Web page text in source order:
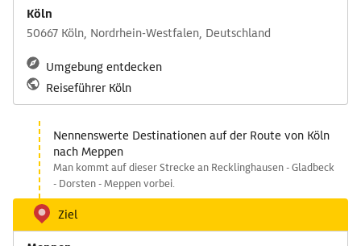
Köln
50667 Köln, Nordrhein-Westfalen, Deutschland
Umgebung entdecken
Reiseführer Köln
Nennenswerte Destinationen auf der Route von Köln
nach Meppen
Man kommt auf dieser Strecke an Recklinghausen - Gladbeck
- Dorsten - Meppen vorbei.
Ziel